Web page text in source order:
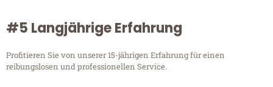
#5 Langjährige Erfahrung
Profitieren Sie von unserer 15-jährigen Erfahrung für einen
reibungslosen und professionellen Service.